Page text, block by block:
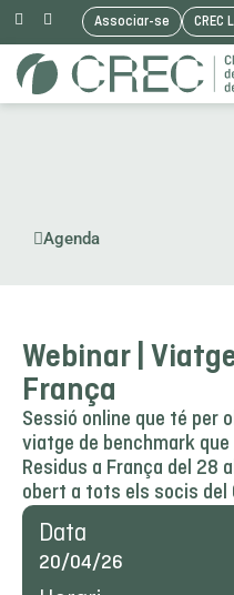
Vés
al
Associar-se CREC
Agenda
Webinar |
França
Sessió online que té per
viatge de benchmark
Residus a França del 28
obert a tots els socis del
Data
20/04/26